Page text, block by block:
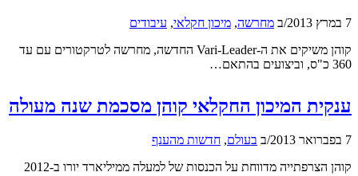
7 במרץ 2013 /ב מחרשה, מיכון חקלאי, עיבודים
קוהן משיקים את ה-Vari-Leader החדשה, מחרשה לטרקטורים עם עד
360 כ"ס, וביצועים בהתאם…
ענקית המיכון החקלאי קוהן מסכמת שנה מעולה
7 בפברואר 2013 /ב בעולם, חדשות מהענף
קוהן הצרפתייה מדווחת על הכנסות של למעלה ממיליארד יורו ב-2012